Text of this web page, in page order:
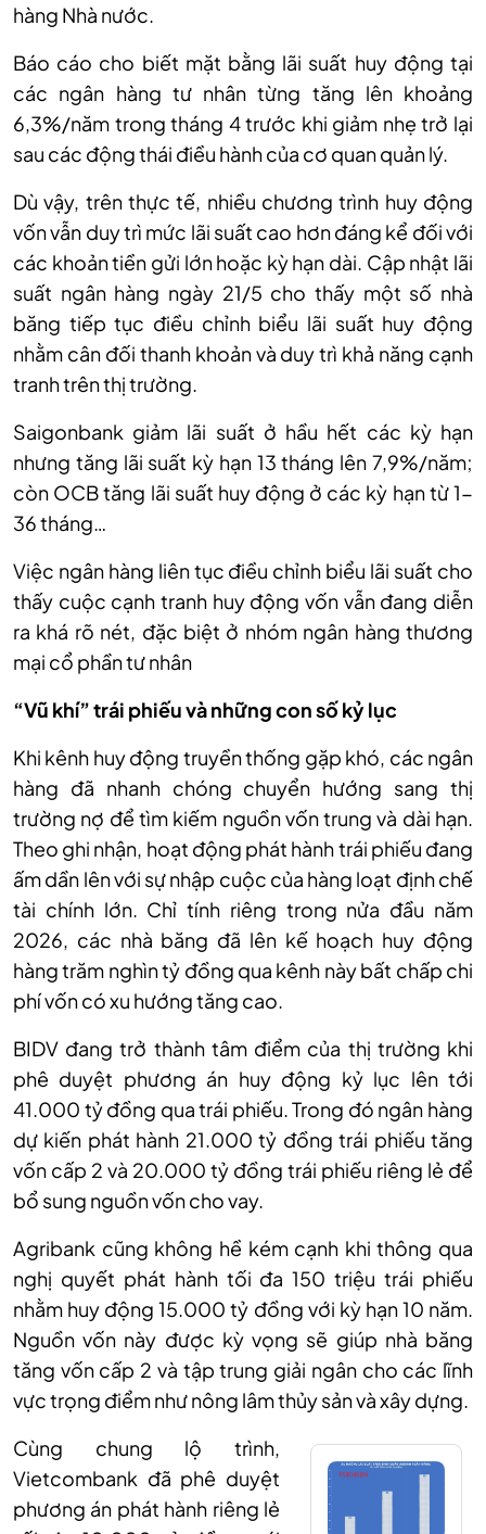
hàng Nhà nước.
Báo cáo cho biết mặt bằng lãi suất huy động tại
các ngân hàng tư nhân từng tăng lên khoảng
6,3%/năm trong tháng 4 trước khi giảm nhẹ trở lại
sau các động thái điều hành của cơ quan quản lý.
Dù vậy, trên thực tế, nhiều chương trình huy động
vốn vẫn duy trì mức lãi suất cao hơn đáng kể đối với
các khoản tiền gửi lớn hoặc kỳ hạn dài. Cập nhật lãi
suất ngân hàng ngày 21/5 cho thấy một số nhà
băng tiếp tục điều chỉnh biểu lãi suất huy động
nhằm cân đối thanh khoản và duy trì khả năng cạnh
tranh trên thị trường.
Saigonbank giảm lãi suất ở hầu hết các kỳ hạn
nhưng tăng lãi suất kỳ hạn 13 tháng lên 7,9%/năm;
còn OCB tăng lãi suất huy động ở các kỳ hạn từ 1-
36 tháng…
Việc ngân hàng liên tục điều chỉnh biểu lãi suất cho
thấy cuộc cạnh tranh huy động vốn vẫn đang diễn
ra khá rõ nét, đặc biệt ở nhóm ngân hàng thương
mại cổ phần tư nhân
“Vũ khí” trái phiếu và những con số kỷ lục
Khi kênh huy động truyền thống gặp khó, các ngân
hàng đã nhanh chóng chuyển hướng sang thị
trường nợ để tìm kiếm nguồn vốn trung và dài hạn.
Theo ghi nhận, hoạt động phát hành trái phiếu đang
ấm dần lên với sự nhập cuộc của hàng loạt định chế
tài chính lớn. Chỉ tính riêng trong nửa đầu năm
2026, các nhà băng đã lên kế hoạch huy động
hàng trăm nghìn tỷ đồng qua kênh này bất chấp chi
phí vốn có xu hướng tăng cao.
BIDV đang trở thành tâm điểm của thị trường khi
phê duyệt phương án huy động kỷ lục lên tới
41.000 tỷ đồng qua trái phiếu. Trong đó ngân hàng
dự kiến phát hành 21.000 tỷ đồng trái phiếu tăng
vốn cấp 2 và 20.000 tỷ đồng trái phiếu riêng lẻ để
bổ sung nguồn vốn cho vay.
Agribank cũng không hề kém cạnh khi thông qua
nghị quyết phát hành tối đa 150 triệu trái phiếu
nhằm huy động 15.000 tỷ đồng với kỳ hạn 10 năm.
Nguồn vốn này được kỳ vọng sẽ giúp nhà băng
tăng vốn cấp 2 và tập trung giải ngân cho các lĩnh
vực trọng điểm như nông lâm thủy sản và xây dựng.
Cùng chung lộ trình,
Vietcombank đã phê duyệt
phương án phát hành riêng lẻ